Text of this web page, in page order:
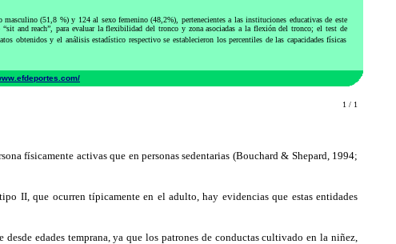
(51,8 %) y 124 al sexo femenino (48,2%), pertenecientes a las instituciones educativas de este
and reach”, para evaluar la flexibilidad del tronco y zona asociadas a la flexión del tronco; el test de
obtenidos y el análisis estadístico respectivo se establecieron los percentiles de las capacidades físicas
1 / 1
físicamente activas que en personas sedentarias (Bouchard & Shepard, 1994;
II, que ocurren típicamente en el adulto, hay evidencias que estas entidades
edades temprana, ya que los patrones de conductas cultivado en la niñez,